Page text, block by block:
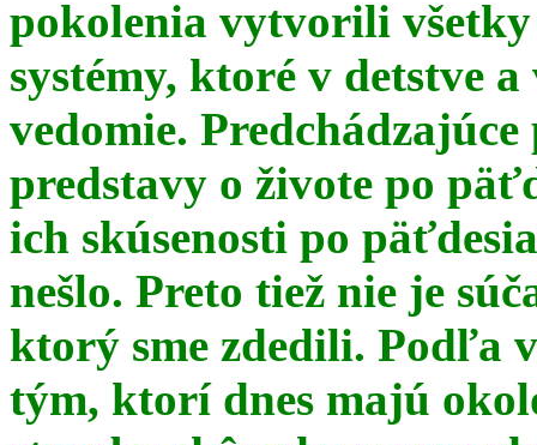
pokolenia vytvorili
systémy, ktoré v detstve
vedomie.
predstavy o živote po
ich skúsenosti po
nešlo. Preto tiež nie je
ktorý sme zdedili. Podľa
tým, ktorí dnes majú